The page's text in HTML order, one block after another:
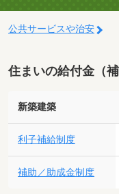
公共サービスや治安
住まいの給付金（
新築建築
利子補給制度
補助／助成金制度